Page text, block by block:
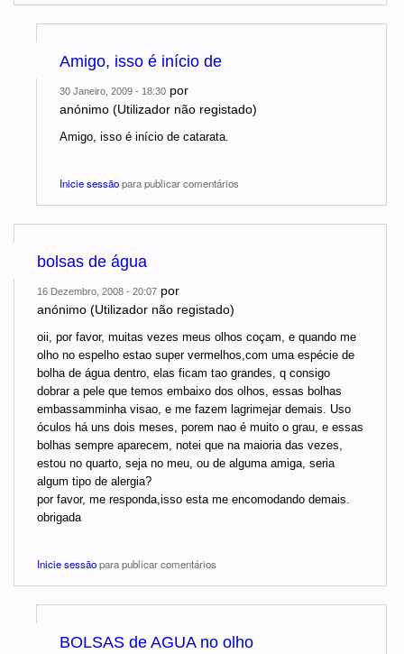
Amigo, isso é início de
30 Janeiro, 2009 - 18:30 por
anónimo (Utilizador não registado)
Amigo, isso é início de catarata.
Inicie sessãopara publicar comentários
bolsas de água
16 Dezembro, 2008 - 20:07 por
anónimo (Utilizador não registado)
oii, por favor, muitas vezes meus olhos coçam, e quando me
olho no espelho estao super vermelhos,com uma espécie de
bolha de água dentro, elas ficam tao grandes, q consigo
dobrar a pele que temos embaixo dos olhos, essas bolhas
embassamminha visao, e me fazem lagrimejar demais. Uso
óculos há uns dois meses, porem nao é muito o grau, e essas
bolhas sempre aparecem, notei que na maioria das vezes,
estou no quarto, seja no meu, ou de alguma amiga, seria
algum tipo de alergia?
por favor, me responda,isso esta me encomodando demais.
obrigada
Inicie sessãopara publicar comentários
BOLSAS de AGUA no olho